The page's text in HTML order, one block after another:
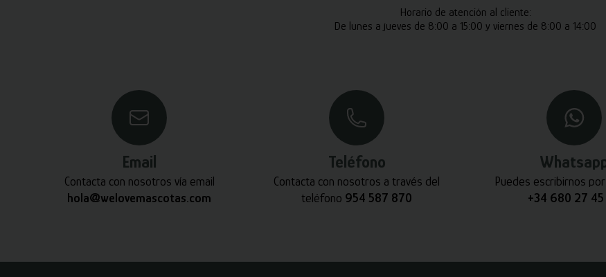
Horario de atención al cliente:
De lunes a jueves de 8:00 a 15:00 y viernes de 8:00 a 14:00
Email
Contacta con nosotros vía email
hola@welovemascotas.com
Teléfono
Contacta con nosotros a través del
teléfono 954 587 870
Puedes escribirnos
+34 680 27